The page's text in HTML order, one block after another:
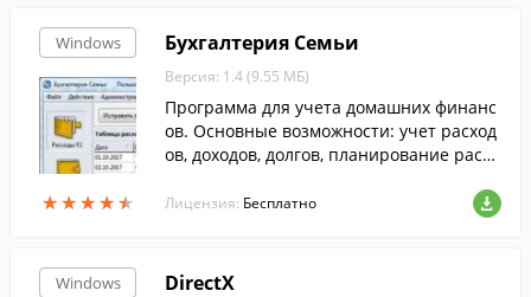
Windows
★★★★★
★★★★★
Бухгалтерия Семьи
Версия: 1.4 (9.55 МБ)
Программа для учета домашних финанс
ов. Основные возможности: учет расход
ов, доходов, долгов, планирование расхо
Лицензия: Бесплатно
Windows DirectX